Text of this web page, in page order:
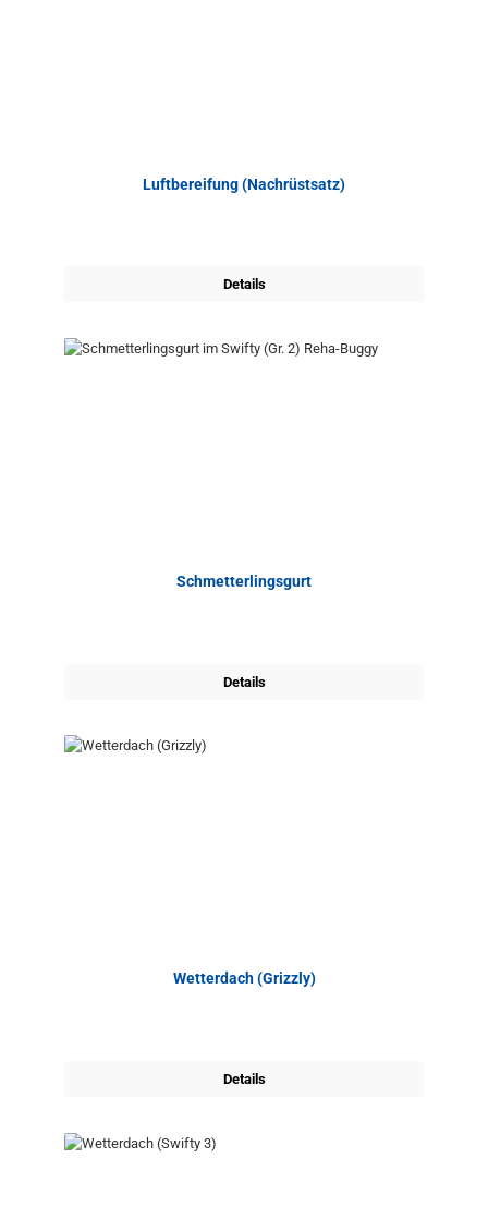
Luftbereifung (Nachrüstsatz)
Details
Schmetterlingsgurt
Details
Wetterdach (Grizzly)
Details